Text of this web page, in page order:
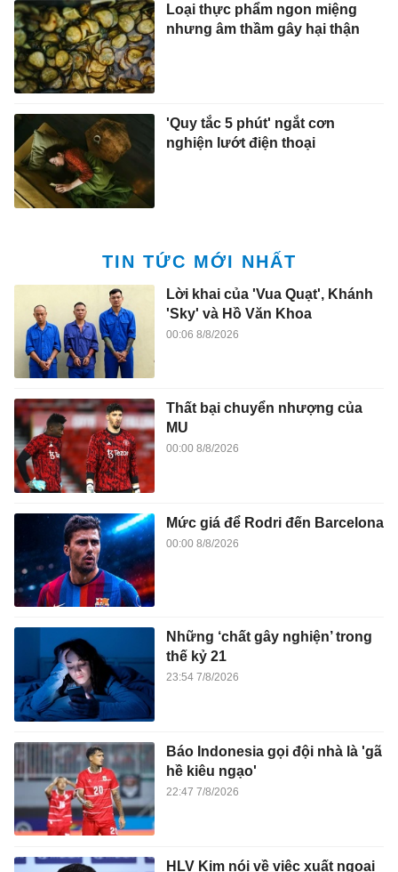
Loại thực phẩm ngon miệng
nhưng âm thầm gây hại thận
'Quy tắc 5 phút' ngắt cơn
nghiện lướt điện thoại
TIN TỨC MỚI NHẤT
Lời khai của 'Vua Quạt', Khánh
'Sky' và Hồ Văn Khoa
00:06 8/8/2026
Thất bại chuyển nhượng của
MU
00:00 8/8/2026
Mức giá để Rodri đến Barcelona
00:00 8/8/2026
Những ‘chất gây nghiện’ trong
thế kỷ 21
23:54 7/8/2026
Báo Indonesia gọi đội nhà là 'gã
hề kiêu ngạo'
22:47 7/8/2026
HLV Kim nói về việc xuất ngoại